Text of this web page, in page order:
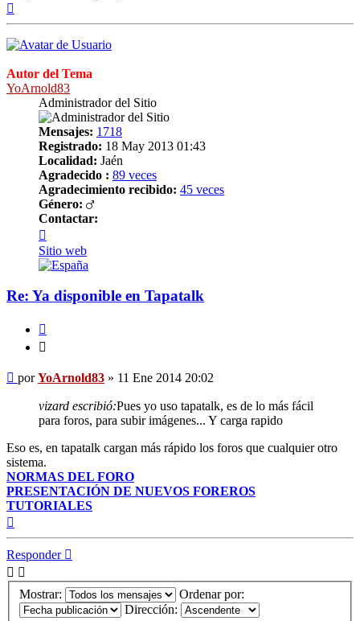
Autor del Tema
YoArnold83
Administrador del Sitio
Mensajes: 1718
Registrado: 18 May 2013 01:43
Localidad: Jaén
Agradecido : 89 veces
Agradecimiento recibido: 45 veces
Género:
Contactar:
YoArnold83
Sitio web
Re: Ya disponible en Tapatalk
Mensaje
porYoArnold83 » 11 Ene 2014 20:02
vizard escribió:Pues yo uso tapatalk, es de lo más fácil
para foros, para subir imágenes... Y carga rapido
Eso es, en tapatalk cargan más rápido los foros que cualquier otro
sistema.
NORMAS DEL FORO
PRESENTACIÓN DE NUEVOS FOREROS
TUTORIALES
Responder
Mostrar:
Ordenar por:
Dirección: